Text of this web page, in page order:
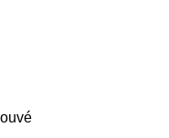
avis